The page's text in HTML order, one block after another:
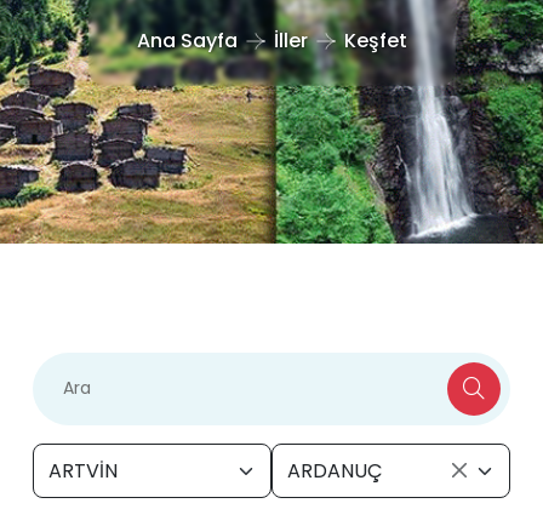
Ana Sayfa İller Keşfet
ARTVİN ARDANUÇ